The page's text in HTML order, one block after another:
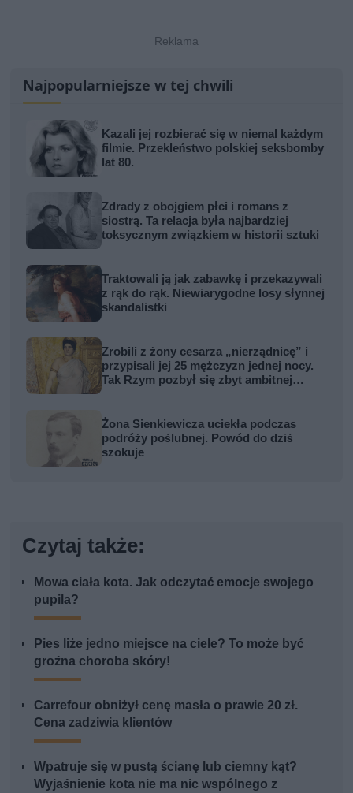
Najpopularniejsze w tej chwili
Kazali jej rozbierać się w niemal każdym
filmie. Przekleństwo polskiej seksbomby
lat 80.
Zdrady z obojgiem płci i romans z
siostrą. Ta relacja była najbardziej
toksycznym związkiem w historii sztuki
Traktowali ją jak zabawkę i przekazywali
z rąk do rąk. Niewiarygodne losy słynnej
skandalistki
Zrobili z żony cesarza „nierządnicę” i
przypisali jej 25 mężczyzn jednej nocy.
Tak Rzym pozbył się zbyt ambitnej
Żona Sienkiewicza uciekła podczas
podróży poślubnej. Powód do dziś
szokuje
Czytaj także:
Mowa ciała kota. Jak odczytać emocje swojego
pupila?
Pies liże jedno miejsce na ciele? To może być
groźna choroba skóry!
Carrefour obniżył cenę masła o prawie 20 zł.
Cena zadziwia klientów
Wpatruje się w pustą ścianę lub ciemny kąt?
Wyjaśnienie kota nie ma nic wspólnego z